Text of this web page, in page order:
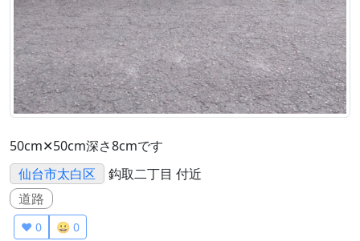
50cm✕50cm深さ8cmです
仙台市太白区
鈎取二丁目 付近
道路
❤️ 0
😀 0